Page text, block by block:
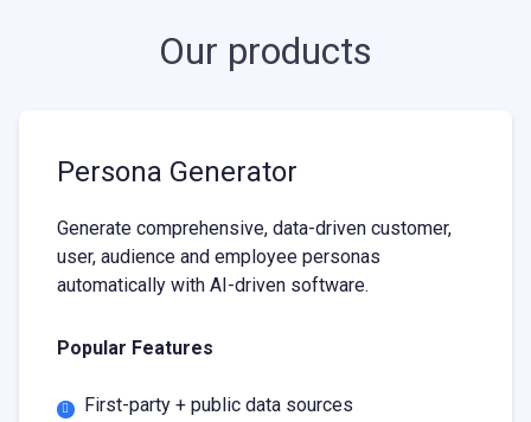
Our products
Persona Generator
Generate comprehensive, data-driven customer,
user, audience and employee personas
automatically with AI-driven software.
Popular Features
First-party + public data sources